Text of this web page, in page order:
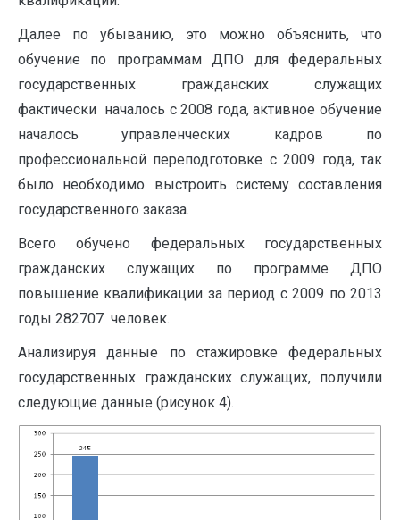
Далее по убыванию, это можно объяснить, что
обучение по программам ДПО для федеральных
государственных гражданских служащих
фактически началось с 2008 года, активное обучение
началось управленческих кадров по
профессиональной переподготовке с 2009 года, так
было необходимо выстроить систему составления
государственного заказа.
Всего обучено федеральных государственных
гражданских служащих по программе ДПО
повышение квалификации за период с 2009 по 2013
годы 282707 человек.
Анализируя данные по стажировке федеральных
государственных гражданских служащих, получили
следующие данные (рисунок 4).